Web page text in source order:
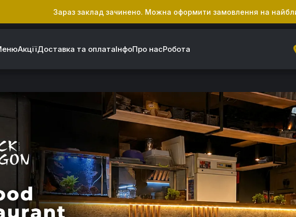
Зараз заклад зачинено. Можна оформити замовлення на
АкціїДоставка та оплатаІнфоПро насРобота